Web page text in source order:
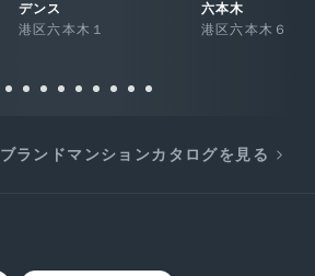
デンス
港区六本木１
六本木
港区六本木６
ブランドマンションカタログを見る